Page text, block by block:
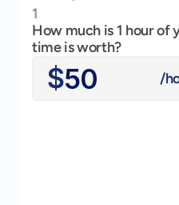
1
How much is 1 hour of
time is worth?
$ /